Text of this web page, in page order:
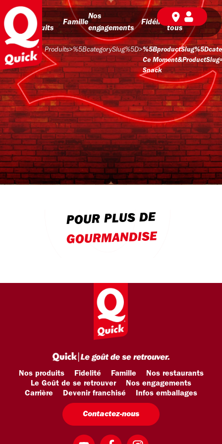
Nos
produits
Famille
Nos
engagements
Fidélité
BD pour
tous
Produits>%5BcategorySlug%5D>
Ce
Snack
POUR PLUS DE
GOURMANDISE
Nos produits Fidelité Famille
Nos restaurants
Le Goût de se retrouver
Nos engagements
Carrière
Devenir franchisé Infos emballages
Contactez-nous